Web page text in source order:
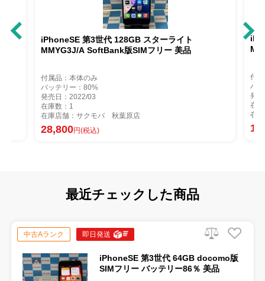
iPhoneSE 第3世代 128GB スターライト
MMYG3J/A SoftBank版SIMフリー 美品
付属品：本体のみ
バッテリー：80%
発売日：2022/03
在庫数：1
在庫店舗：サクモバ 秋葉原店
28,800円(税込)
付
バ
発
在
在
最近チェックした商品
中古Aランク 即日発送
iPhoneSE 第3世代 64GB docomo版
SIMフリー バッテリー86％ 美品